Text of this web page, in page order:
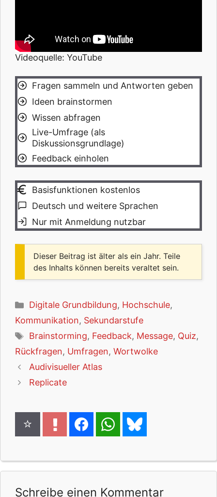
Videoquelle: YouTube
Fragen sammeln und Antworten geben
Ideen brainstormen
Wissen abfragen
Live-Umfrage (als
Diskussionsgrundlage)
Feedback einholen
Basisfunktionen kostenlos
Deutsch und weitere Sprachen
Nur mit Anmeldung nutzbar
Dieser Beitrag ist älter als ein Jahr. Teile
des Inhalts können bereits veraltet sein.
Kategorien
Digitale Grundbildung, Hochschule,
Kommunikation, Sekundarstufe
Schlagwörter
Brainstorming, Feedback, Message, Quiz,
Rückfragen, Umfragen, Wortwolke
Audivisueller Atlas
Replicate
Schreibe einen Kommentar